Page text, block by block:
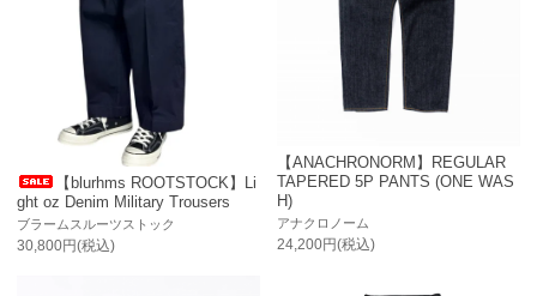
【blurhms ROOTSTOCK】Li
ght oz Denim Military Trousers
ブラームスルーツストック
30,800円(税込)
【ANACHRONORM】REGULAR
TAPERED 5P PANTS (ONE WAS
H)
アナクロノーム
24,200円(税込)